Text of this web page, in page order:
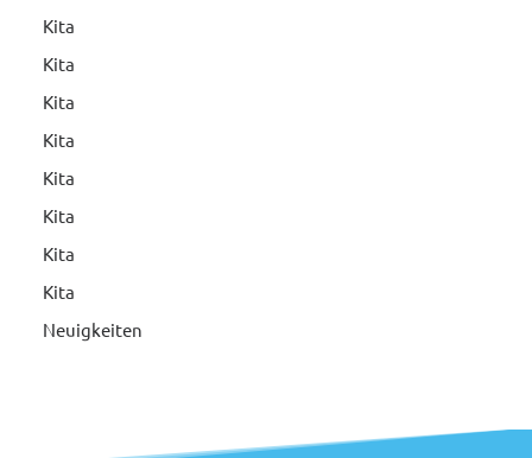
Kita
Kita
Kita
Kita
Kita
Kita
Kita
Kita
Neuigkeiten